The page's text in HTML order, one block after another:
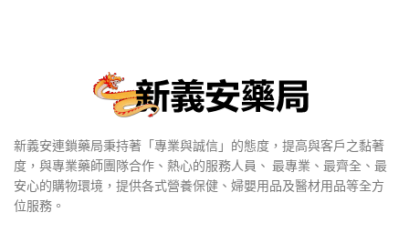
新義安連鎖藥局秉持著「專業與誠信」的態度，提高與客戶之黏著
度，與專業藥師團隊合作、熱心的服務人員、 最專業、最齊全、最
安心的購物環境，提供各式營養保健、婦嬰用品及醫材用品等全方
位服務。